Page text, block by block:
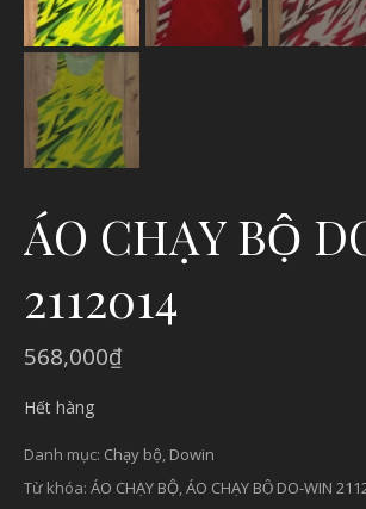
ÁO CHẠY BỘ
2112014
568,000₫
Hết hàng
Danh mục: Chạy bộ, Dowin
Từ khóa: ÁO CHẠY BỘ,ÁO CHẠY BỘ DO-WIN